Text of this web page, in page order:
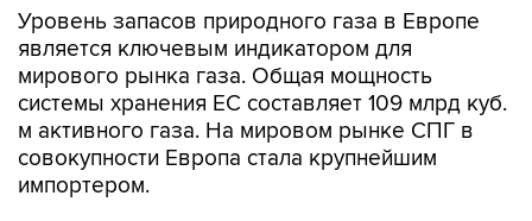
Уровень запасов природного газа в Европе
является ключевым индикатором для
мирового рынка газа. Общая мощность
системы хранения ЕС составляет 109 млрд куб.
м активного газа. На мировом рынке СПГ в
совокупности Европа стала крупнейшим
импортером.